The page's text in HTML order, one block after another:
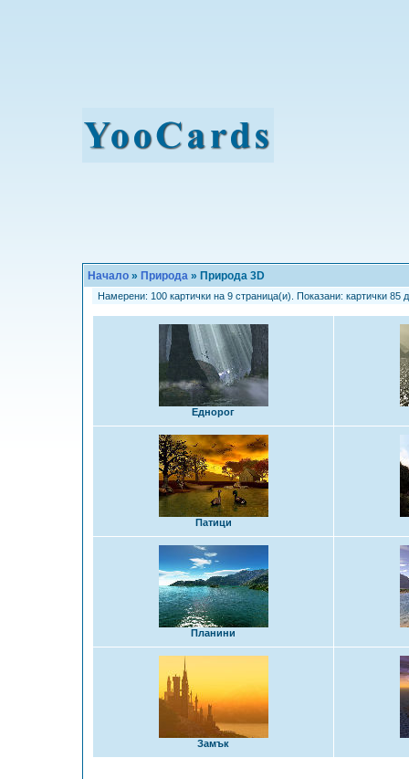
Начало » Природа » Природа 3D
Намерени: 100 картички на 9 страница(и). Показани: картички 85
Еднорог
Патици
Планини
Замък